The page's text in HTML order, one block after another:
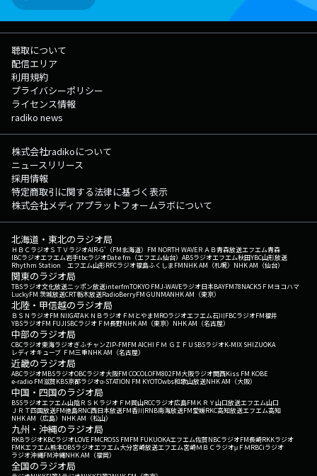
聴取について
配信エリア
利用規約
プライバシーポリシー
ライセンス情報
radiko news
株式会社radikoについて
ニュースリリース
採用情報
特定商取引に関する法律に基づく表示
株式会社メディアプラットフォームラボについて
北海道・東北のラジオ局
ＨＢＣラジオＳＴＶラジオAIR-G'（FM北海道） FM NORTH WAVEＲＡＢ青森放送エフエム青森
IBCラジオエフエム岩手tbcラジオDate fm（エフエム仙台） ABSラジオエフエム秋田YBC山形放送
Rhythm Station エフエム山形RFCラジオ福島ふくしまFMNHK AM（札幌） NHK AM（仙台）
関東のラジオ局
TBSラジオ文化放送ニッポン放送interfmTOKYO FMJ-WAVEラジオ日本BAYFM78NACK5 ＦＭヨコハマ
LuckyFM 茨城放送CRT栃木放送RadioBerryFM GUNMANHK AM（東京）
北陸・甲信越のラジオ局
ＢＳＮラジオFM NIIGATAＫＮＢラジオ ＦＭとやまMROラジオエフエム石川FBCラジオFM福井
YBSラジオFM FUJISBCラジオ ＦＭ長野NHK AM（東京） NHK AM（名古屋）
中部のラジオ局
CBCラジオ東海ラジオぎふチャンZIP-FMFM AICHI ＦＭ ＧＩＦＵ SBSラジオK-MIX SHIZUOKA
レディオキューブ ＦＭ三重NHK AM（名古屋）
近畿のラジオ局
ABCラジオMBSラジオOBCラジオ大阪FM COCOLOFM802FM大阪ラジオ関西Kiss FM KOBE
e-radio FM滋賀KBS京都ラジオα-STATION FM KYOTOwbs和歌山放送NHK AM（大阪）
中国・四国のラジオ局
BSSラジオエフエム山陰ＲＳＫラジオ ＦＭ岡山RCCラジオ広島FM ＫＲＹ山口放送エフエム山口
ＪＲＴ四国放送FM徳島RNC西日本放送FM香川RNB南海放送FM愛媛RKC高知放送エフエム高知
NHK AM（広島） NHK AM（松山）
九州・沖縄のラジオ局
RKBラジオKBCラジオLOVE FMCROSS FMFM FUKUOKAエフエム佐賀NBCラジオFM長崎RKKラジオ
FMKエフエム熊本OBSラジオエフエム大分宮崎放送エフエム宮崎ＭＢＣラジオμＦＭRBCiラジオ
ラジオ沖縄FM沖縄NHK AM（福岡）
全国のラジオ局